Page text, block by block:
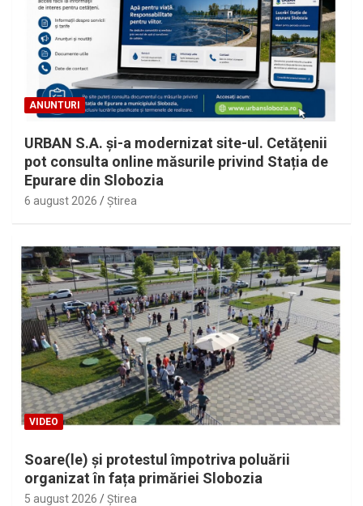
ANUNTURI
URBAN S.A. și-a modernizat site-ul. Cetățenii
pot consulta online măsurile privind Stația de
Epurare din Slobozia
6 august 2026 Ştirea
VIDEO
Soare(le) și protestul împotriva poluării
organizat în fața primăriei Slobozia
5 august 2026 Ştirea